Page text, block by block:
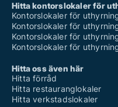
Hitta kontorslokaler för
Kontorslokaler för
Kontorslokaler för
Kontorslokaler för
Kontorslokaler för
Hitta oss även här
Hitta förråd
Hitta restauranglokaler
Hitta verkstadslokaler